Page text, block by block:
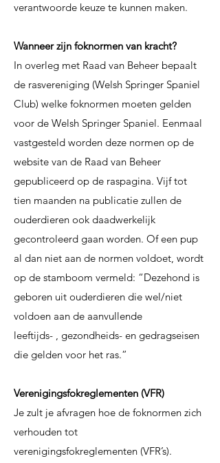
verantwoorde keuze te kunnen maken.
Wanneer zijn foknormen van kracht?
In overleg met Raad van Beheer bepaalt
de rasvereniging (Welsh Springer Spaniel
Club) welke foknormen moeten gelden
voor de Welsh Springer Spaniel. Eenmaal
vastgesteld worden deze normen op de
website van de Raad van Beheer
gepubliceerd op de raspagina. Vijf tot
tien maanden na publicatie zullen de
ouderdieren ook daadwerkelijk
gecontroleerd gaan worden. Ofeen pup
al dan niet aan de normen voldoet, wordt
op de stamboom vermeld: “Dezehond is
geboren uit ouderdieren die wel/niet
voldoen aan de aanvullende
leeftijds- , gezondheids- en gedragseisen
die gelden voor het ras.”
Verenigingsfokreglementen (VFR)
Je zult je afvragen hoe de foknormen zich
verhouden tot
verenigingsfokreglementen (VFR’s).